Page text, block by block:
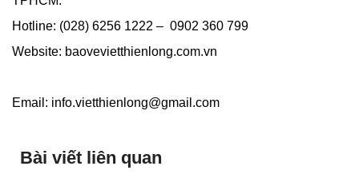
Hotline: (028) 6256 1222 – 0902 360 799
Website: baovevietthienlong.com.vn
Email: info.vietthienlong@gmail.com
Bài viết liên quan